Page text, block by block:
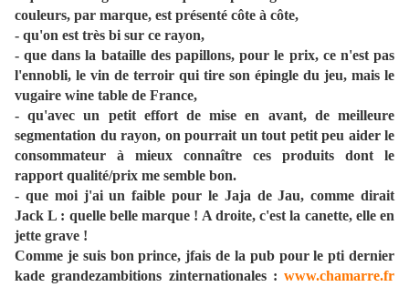
couleurs, par marque, est présenté côte à côte,
- qu'on est très bi sur ce rayon,
- que dans la bataille des papillons, pour le prix, ce n'est pas
l'ennobli, le vin de terroir qui tire son épingle du jeu, mais le
vugaire wine table de France,
- qu'avec un petit effort de mise en avant, de meilleure
segmentation du rayon, on pourrait un tout petit peu aider le
consommateur à mieux connaître ces produits dont le
rapport qualité/prix me semble bon.
- que moi j'ai un faible pour le Jaja de Jau, comme dirait
Jack L : quelle belle marque ! A droite, c'est la canette, elle en
jette grave !
Comme je suis bon prince, jfais de la pub pour le pti dernier
kade grandezambitions zinternationales : www.chamarre.fr